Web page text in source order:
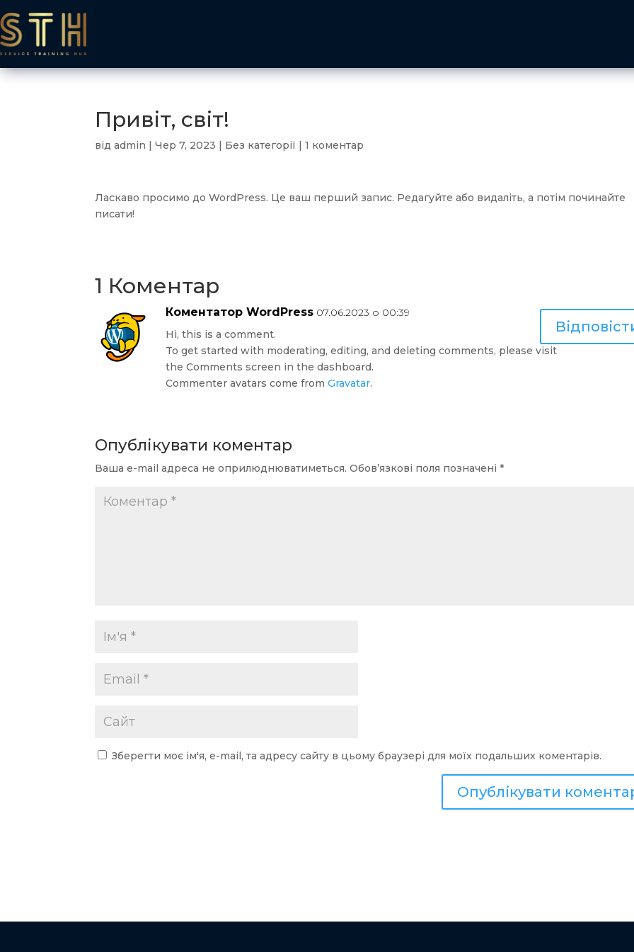
Привіт, світ!
відadmin |Чер 7, 2023 | Без категорії |1 коментар
Ласкаво просимо до WordPress. Це ваш перший запис. Редагуйте або видаліть, а потім починайте
писати!
1 Коментар
Коментатор WordPress 07.06.2023 о 00:39
Hi, this is a comment.
To get started with moderating, editing, and deleting comments, please visit
the Comments screen in the dashboard.
Commenter avatars come fromGravatar.
Опублікувати коментар
Ваша e-mail адреса не оприлюднюватиметься. Обов’язкові поля позначені*
Зберегти моє ім'я, e-mail, та адресу сайту в цьому браузері для моїх подальших коментарів.